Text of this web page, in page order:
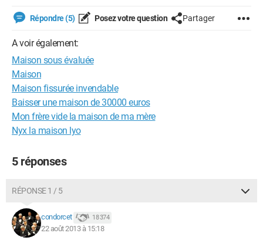
Répondre (5) Posez votre question Partager
A voir également:
Maison sous évaluée
Maison
Maison fissurée invendable
Baisser une maison de 30000 euros
Mon frère vide la maison de ma mère
Nyx la maison lyo
5 réponses
RÉPONSE 1 / 5
condorcet 18 374
22 août 2013 à 15:18